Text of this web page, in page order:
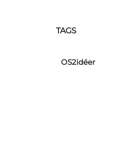
TAGS
OS2idéer